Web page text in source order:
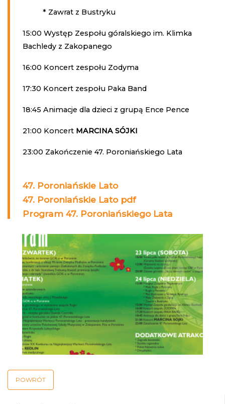
* Zawrat z Bustryku
15:00 Występ Zespołu góralskiego im. Klimka
Bachledy z Zakopanego
16:00 Koncert zespołu Zodyma
17:30 Koncert zespołu Paka Band
18:45 Animacje dla dzieci z grupą Ence Pence
21:00 Koncert MARCINA SÓJKI
23:00 Zakończenie 47. Poroniańskiego Lata
47. Poroniańskie Lato
47. Poroniańskie Lato pdf
Program 47. Poroniańskiego Lata
POWRÓT